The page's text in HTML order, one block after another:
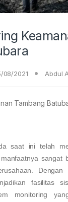
08/2021 Abdul
Tambang
saat ini telah
sangat
Dengan
fasilitas
monitoring